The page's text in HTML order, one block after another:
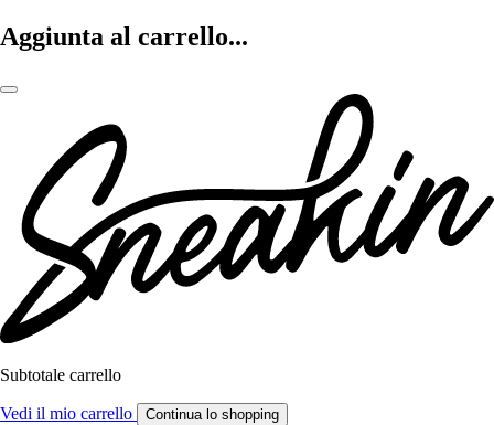
Aggiunta al carrello...
Subtotale carrello
Vedi il mio carrello Continua lo shopping